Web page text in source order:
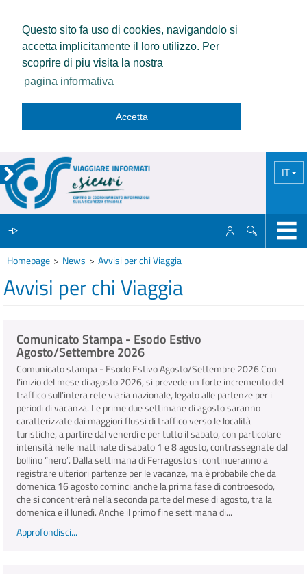
Questo sito fa uso di cookies, navigandolo si
accetta implicitamente il loro utilizzo. Per
scoprire di piu visita la nostra
pagina informativa
Accetta
IT
IL CCISS
INFO E MEDIA
IN VIAGGIO
Homepage News Avvisi per chi Viaggia
Avvisi per chi Viaggia
Comunicato Stampa - Esodo Estivo
Agosto/Settembre 2026
Comunicato stampa - Esodo Estivo Agosto/Settembre 2026 Con
l’inizio del mese di agosto 2026, si prevede un forte incremento del
traffico sull’intera rete viaria nazionale, legato alle partenze per i
periodi di vacanza. Le prime due settimane di agosto saranno
caratterizzate dai maggiori flussi di traffico verso le località
turistiche, a partire dal venerdì e per tutto il sabato, con particolare
intensità nelle mattinate di sabato 1 e 8 agosto, contrassegnate dal
bollino “nero”. Dalla settimana di Ferragosto si continueranno a
registrare ulteriori partenze per le vacanze, ma è probabile che da
domenica 16 agosto cominci anche la prima fase di controesodo,
che si concentrerà nella seconda parte del mese di agosto, tra la
domenica e il lunedì. Anche il primo fine settimana di...
Approfondisci...